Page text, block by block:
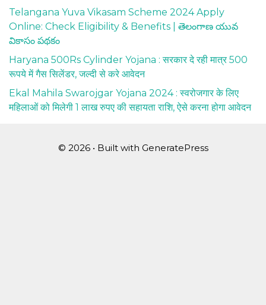
Telangana Yuva Vikasam Scheme 2024 Apply
Online: Check Eligibility & Benefits | తెలంగాణ యువ
వికాసం పథకం
Haryana 500Rs Cylinder Yojana : सरकार दे रही मात्र 500
रूपये में गैस सिलेंडर, जल्दी से करे आवेदन
Ekal Mahila Swarojgar Yojana 2024 : स्वरोजगार के लिए
महिलाओं को मिलेगी 1 लाख रुपए की सहायता राशि, ऐसे करना होगा आवेदन
© 2026 • Built with GeneratePress